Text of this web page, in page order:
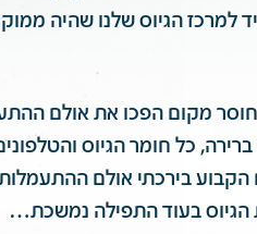
למרכז הגיוס שלנו שהיה
מקום הפכו את אולם
כל חומר הגיוס
הקבוע בירכתי אולם
הגיוס בעוד התפילה נמשכת…